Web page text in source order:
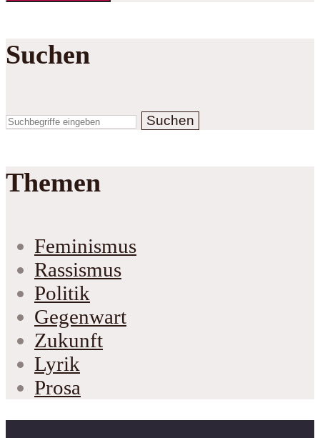
Suchen
Suchen
Themen
Feminismus
Rassismus
Politik
Gegenwart
Zukunft
Lyrik
Prosa